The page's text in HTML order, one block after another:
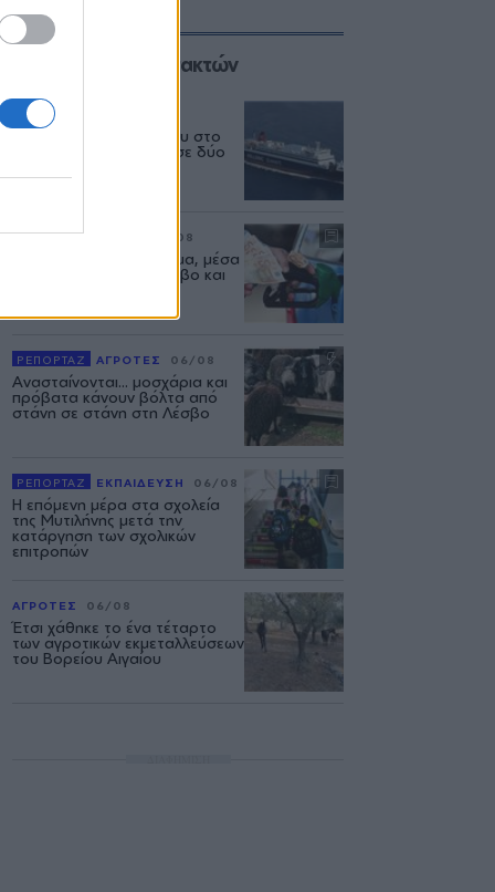
Επιλογές των Συντακτών
ΕΛΛΑΔΑ
Δεύτερη εμπλοκή κάβου στο
«Νήσος Ρόδος» μέσα σε δύο
ΡΕΠΟΡΤΑΖ 07/08
Φωτιά πήραν τα καυσιμα, μέσα
στον Αύγουστο σε Λέσβο και
ΡΕΠΟΡΤΑΖ ΑΓΡΟΤΕΣ 06/08
Ανασταίνονται... μοσχάρια και
πρόβατα κάνουν βόλτα από
στάνη σε στάνη στη Λέσβο
ΡΕΠΟΡΤΑΖ ΕΚΠΑΙΔΕΥΣΗ 06/08
Η επόμενη μέρα στα σχολεία
της Μυτιλήνης μετά την
κατάργηση των σχολικών
επιτροπών
ΑΓΡΟΤΕΣ 06/08
Έτσι χάθηκε το ένα τέταρτο
των αγροτικών εκμεταλλεύσεων
του Βορείου Αιγαίου